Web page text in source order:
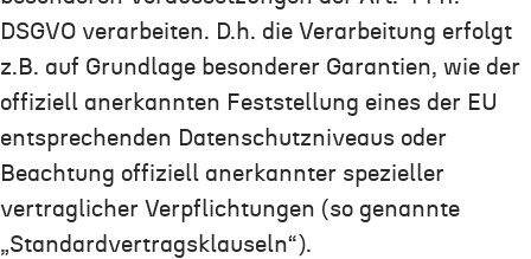
DSGVO verarbeiten. D.h. die Verarbeitung erfolgt
z.B. auf Grundlage besonderer Garantien, wie der
offiziell anerkannten Feststellung eines der EU
entsprechenden Datenschutzniveaus oder
Beachtung offiziell anerkannter spezieller
vertraglicher Verpflichtungen (so genannte
„Standardvertragsklauseln“).